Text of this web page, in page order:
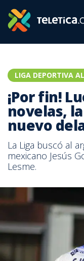
LIGA DEPORTIVA
¡Por fin!
novelas,
nuevo
La Liga buscó al
mexicano Jesús
Lesme.